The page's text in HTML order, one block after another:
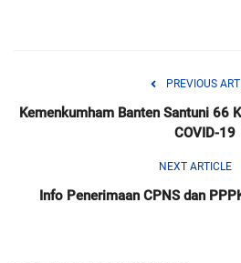
PREVIOUS
Kemenkumham Banten Santuni 66
COVID-19
NEXT ARTICLE
Info Penerimaan CPNS dan